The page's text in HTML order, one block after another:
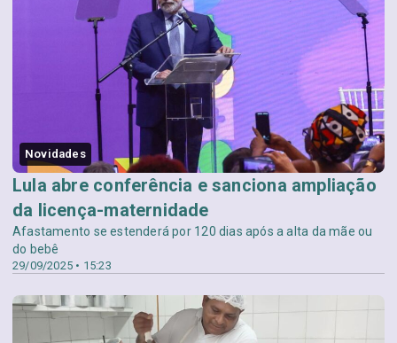
Novidades
29/09/2025 • 15:23
Lula abre conferência e sanciona ampliação
da licença-maternidade
Afastamento se estenderá por 120 dias após a alta da mãe ou
do bebê